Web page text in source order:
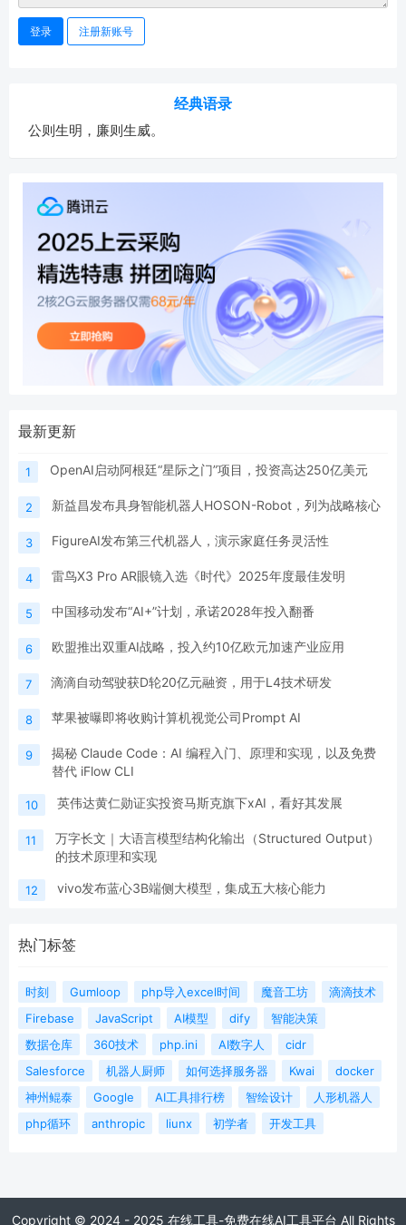
登录 注册新账号
经典语录
公则生明，廉则生威。
最新更新
1 OpenAI启动阿根廷“星际之门”项目，投资高达250亿美元
2 新益昌发布具身智能机器人HOSON-Robot，列为战略核心
3 FigureAI发布第三代机器人，演示家庭任务灵活性
4 雷鸟X3 Pro AR眼镜入选《时代》2025年度最佳发明
5 中国移动发布“AI+”计划，承诺2028年投入翻番
6 欧盟推出双重AI战略，投入约10亿欧元加速产业应用
7 滴滴自动驾驶获D轮20亿元融资，用于L4技术研发
8 苹果被曝即将收购计算机视觉公司Prompt AI
9
揭秘 Claude Code：AI 编程入门、原理和实现，以及免费
替代 iFlow CLI
10 英伟达黄仁勋证实投资马斯克旗下xAI，看好其发展
11
万字长文｜大语言模型结构化输出（Structured Output）
的技术原理和实现
12 vivo发布蓝心3B端侧大模型，集成五大核心能力
热门标签
时刻 Gumloop php导入excel时间 魔音工坊
滴滴技术
Firebase
JavaScript AI模型 dify
智能决策
数据仓库
360技术 php.ini AI数字人
cidr
Salesforce
机器人厨师 如何选择服务器 Kwai
docker
神州鲲泰
Google AI工具排行榜 智绘设计
人形机器人
php循环
anthropic liunx 初学者 开发工具
Copyright © 2024 - 2025 在线工具-免费在线AI工具平台 All Rights